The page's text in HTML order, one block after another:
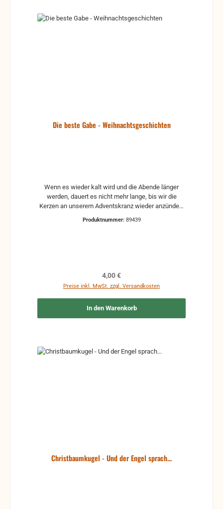
Die beste Gabe - Weihnachtsgeschichten
Wenn es wieder kalt wird und die Abende länger
werden, dauert es nicht mehr lange, bis wir die
Kerzen an unserem Adventskranz wieder anzünden.
beinahe hundert Jahren geschrieben und öffnen
verschwunden ist. Und dennoch haben auch damals
die Kinder Gottes manches erlebt und gedacht, was
uns heute vertraut sein wird. Wie Menschen in
verschiedenen Situationen Weihnachten erlebten
Produktnummer: 89439
Regulärer Preis:
4,00 €
Preise inkl. MwSt. zzgl. Versandkosten
In den Warenkorb
Christbaumkugel - Und der Engel sprach...